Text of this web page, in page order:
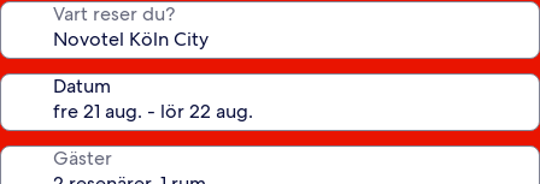
Vart reser du?
Datum
Gäster